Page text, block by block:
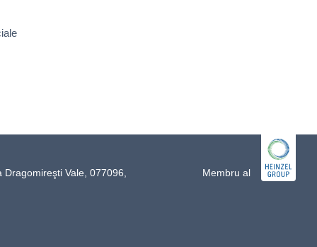
Vale, 077096, Membru al